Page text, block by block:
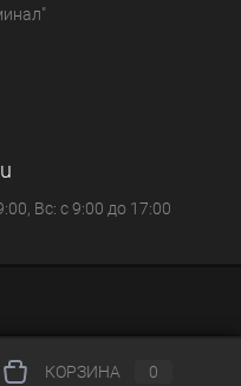
Вс: с 9:00 до 17:00
КОРЗИНА 0